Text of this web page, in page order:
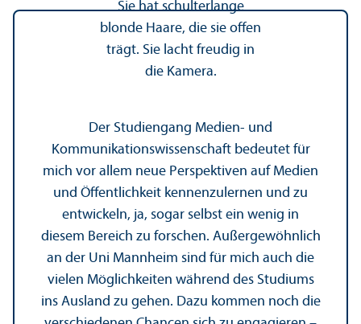
Der Studien­gang Medien- und
Kommunikations­wissenschaft bedeutet für
mich vor allem neue Perspektiven auf Medien
und Öffentlichkeit kennenzulernen und zu
entwickeln, ja, sogar selbst ein wenig in
diesem Bereich zu forschen. Außergewöhnlich
an der Uni Mannheim sind für mich auch die
vielen Möglichkeiten während des Studiums
ins Ausland zu gehen. Dazu kommen noch die